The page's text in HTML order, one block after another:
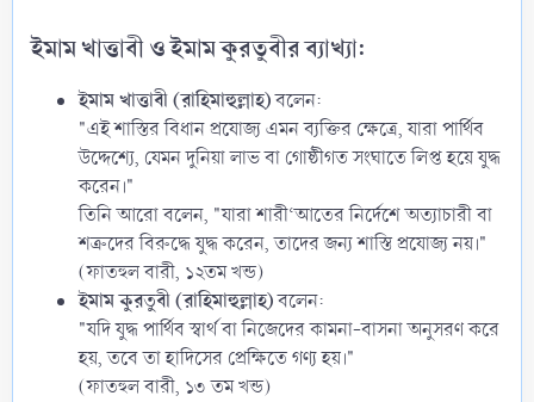
ইমাম খাত্তাবী ও ইমাম কুরতুবীর ব্যাখ্যা:​
ইমাম খাত্তাবী (রাহিমাহুল্লাহ)বলেন:
"এই শাস্তির বিধান প্রযোজ্য এমন ব্যক্তির ক্ষেত্রে, যারা পার্থিব
উদ্দেশ্যে, যেমন দুনিয়া লাভ বা গোষ্ঠীগত সংঘাতে লিপ্ত হয়ে যুদ্ধ
করেন।"
তিনি আরো বলেন, "যারা শারী‘আতের নির্দেশে অত্যাচারী বা
শত্রুদের বিরুদ্ধে যুদ্ধ করেন, তাদের জন্য শাস্তি প্রযোজ্য নয়।"
(ফাতহুল বারী, ১২তম খন্ড)
ইমাম কুরতুবী (রাহিমাহুল্লাহ)বলেন:
"যদি যুদ্ধ পার্থিব স্বার্থ বা নিজেদের কামনা-বাসনা অনুসরণ করে
হয়, তবে তা হাদিসের প্রেক্ষিতে গণ্য হয়।"
(ফাতহুল বারী, ১৩ তম খন্ড)